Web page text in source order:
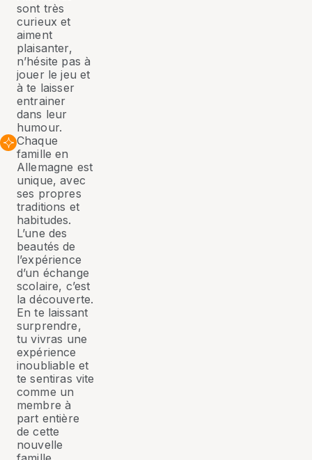
sont très
curieux et
aiment
plaisanter,
n’hésite pas à
jouer le jeu et
à te laisser
entrainer
dans leur
humour.
Chaque
famille en
Allemagne est
unique, avec
ses propres
traditions et
habitudes.
L’une des
beautés de
l’expérience
d’un échange
scolaire, c’est
la découverte.
En te laissant
surprendre,
tu vivras une
expérience
inoubliable et
te sentiras vite
comme un
membre à
part entière
de cette
nouvelle